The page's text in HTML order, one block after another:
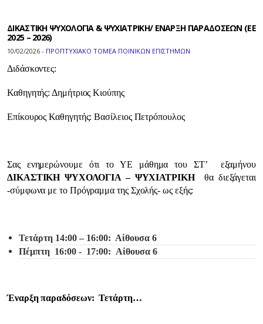
ΔΙΚΑΣΤΙΚΗ ΨΥΧΟΛΟΓΙΑ & ΨΥΧΙΑΤΡΙΚΗ/ ΕΝΑΡΞΗ ΠΑΡΑΔΟΣΕΩΝ (ΕΕ
2025 – 2026)
10/02/2026 - ΠΡΟΠΤΥΧΙΑΚΟ ΤΟΜΕΑ ΠΟΙΝΙΚΩΝ ΕΠΙΣΤΗΜΩΝ
Διδάσκοντες:
Καθηγητής: Δημήτριος Κιούπης
Επίκουρος Καθηγητής: Βασίλειος Πετρόπουλος
Σας ενημερώνουμε ότι το ΥΕ μάθημα του ΣΤ’ εξαμήνου
ΔΙΚΑΣΤΙΚΗ ΨΥΧΟΛΟΓΙΑ – ΨΥΧΙΑΤΡΙΚΗθα διεξάγεται
-σύμφωνα με το Πρόγραμμα της Σχολής- ως εξής:
Τετάρτη 14:00 – 16:00: Αίθουσα 6
Πέμπτη 16:00 - 17:00: Αίθουσα 6
Έναρξη παραδόσεων: Τετάρτη…